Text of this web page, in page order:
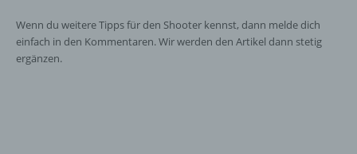
Wenn du weitere Tipps für den Shooter kennst, dann melde dich
einfach in den Kommentaren. Wir werden den Artikel dann stetig
ergänzen.